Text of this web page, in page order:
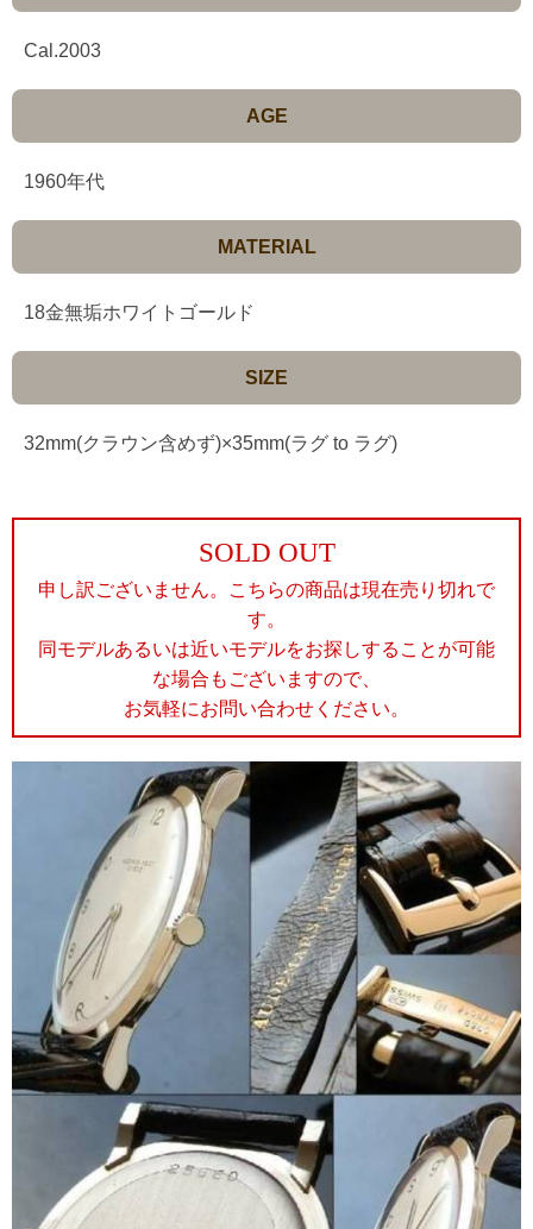
Cal.2003
AGE
1960年代
MATERIAL
18金無垢ホワイトゴールド
SIZE
32mm(クラウン含めず)×35mm(ラグ to ラグ)
SOLD OUT
申し訳ございません。こちらの商品は現在売り切れで
す。
同モデルあるいは近いモデルをお探しすることが可能
な場合もございますので、
お気軽にお問い合わせください。